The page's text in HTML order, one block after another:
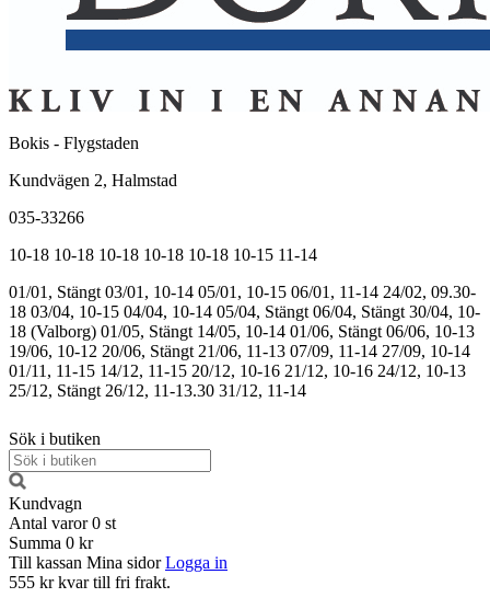
Bokis - Flygstaden
Kundvägen 2, Halmstad
035-33266
10-18 10-18 10-18 10-18 10-18 10-15 11-14
01/01, Stängt 03/01, 10-14 05/01, 10-15 06/01, 11-14 24/02, 09.30-
18 03/04, 10-15 04/04, 10-14 05/04, Stängt 06/04, Stängt 30/04, 10-
18 (Valborg) 01/05, Stängt 14/05, 10-14 01/06, Stängt 06/06, 10-13
19/06, 10-12 20/06, Stängt 21/06, 11-13 07/09, 11-14 27/09, 10-14
01/11, 11-15 14/12, 11-15 20/12, 10-16 21/12, 10-16 24/12, 10-13
25/12, Stängt 26/12, 11-13.30 31/12, 11-14
Sök i butiken
Kundvagn
Antal varor 0 st
Summa 0 kr
Till kassan Mina sidor Logga in
555 kr kvar till fri frakt.